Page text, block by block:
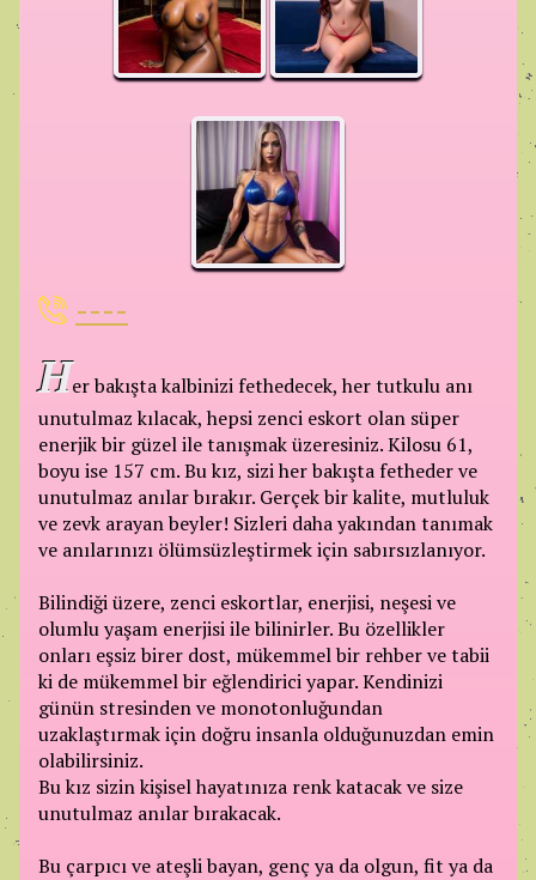
----
Her bakışta kalbinizi fethedecek, her tutkulu anı
unutulmaz kılacak, hepsi zenci eskort olan süper
enerjik bir güzel ile tanışmak üzeresiniz. Kilosu 61,
boyu ise 157 cm. Bu kız, sizi her bakışta fetheder ve
unutulmaz anılar bırakır. Gerçek bir kalite, mutluluk
ve zevk arayan beyler! Sizleri daha yakından tanımak
ve anılarınızı ölümsüzleştirmek için sabırsızlanıyor.
Bilindiği üzere, zenci eskortlar, enerjisi, neşesi ve
olumlu yaşam enerjisi ile bilinirler. Bu özellikler
onları eşsiz birer dost, mükemmel bir rehber ve tabii
ki de mükemmel bir eğlendirici yapar. Kendinizi
günün stresinden ve monotonluğundan
uzaklaştırmak için doğru insanla olduğunuzdan emin
olabilirsiniz.
Bu kız sizin kişisel hayatınıza renk katacak ve size
unutulmaz anılar bırakacak.
Bu çarpıcı ve ateşli bayan, genç ya da olgun, fit ya da